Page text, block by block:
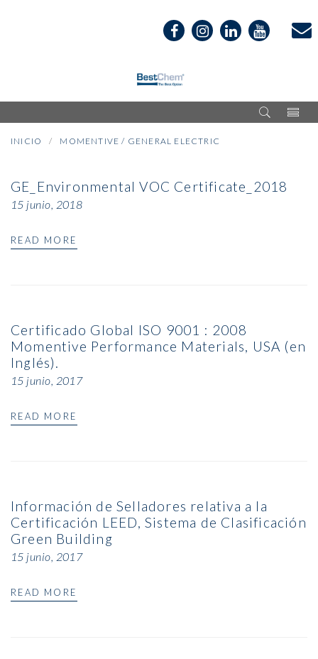
INICIO MOMENTIVE / GENERAL ELECTRIC
GE_Environmental VOC Certificate_2018
15 junio, 2018
READ MORE
Certificado Global ISO 9001 : 2008
Momentive Performance Materials, USA (en
Inglés).
15 junio, 2017
READ MORE
Información de Selladores relativa a la
Certificación LEED, Sistema de Clasificación
Green Building
15 junio, 2017
READ MORE